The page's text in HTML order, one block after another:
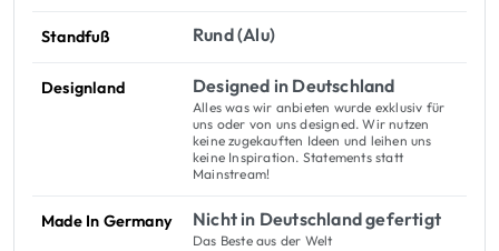
Standfuß Rund (Alu)
Designland Designed in Deutschland
Alles was wir anbieten wurde exklusiv für
uns oder von uns designed. Wir nutzen
keine zugekauften Ideen und leihen uns
keine Inspiration. Statements statt
Mainstream!
Made In Germany Nicht in Deutschland gefertigt
Das Beste aus der Welt